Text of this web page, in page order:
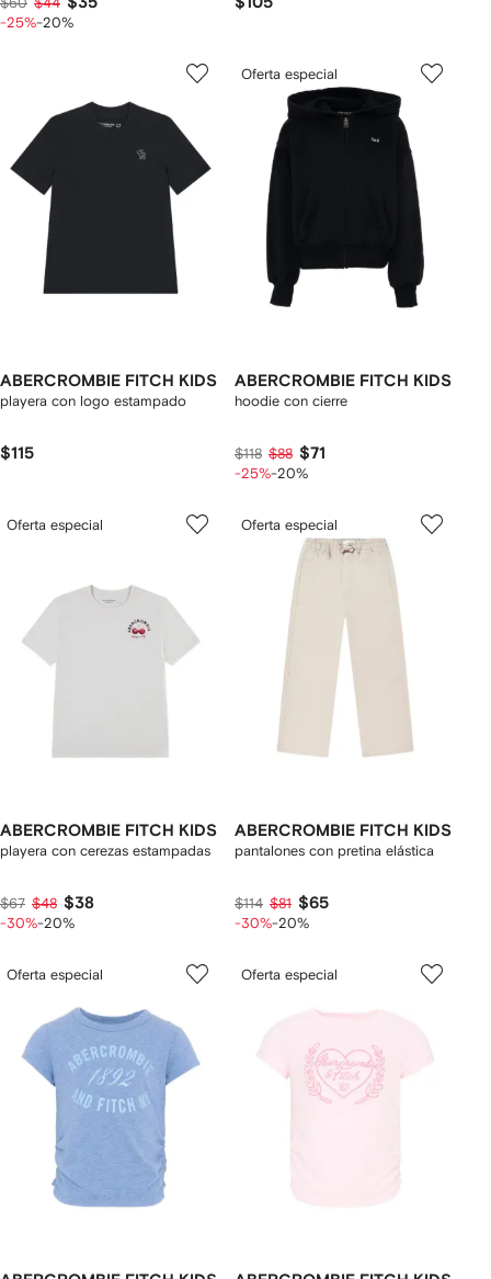
$60 $44
-25%-20%
ABERCROMBIE FITCH KIDS
playera con logo estampado
$115
Oferta especial
ABERCROMBIE FITCH KIDS
hoodie con cierre
$118 $88 $71
-25%-20%
Oferta especial
ABERCROMBIE FITCH KIDS
playera con cerezas estampadas
$67 $48 $38
-30%-20%
Oferta especial
ABERCROMBIE FITCH KIDS
pantalones con pretina elástica
$114 $81 $65
-30%-20%
Oferta especial Oferta especial